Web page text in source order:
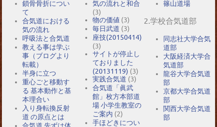
鎖骨骨折につい
て
合気道における
気の流れ
呼吸法と合気道
教える事は学ぶ
事（ブログより
転載）
半身に立つ
重心ごと移動す
る 基本動作と基
本理合い
入り身転換反射
道 の原点とは
気の流れと和合
(3)
物の価値 (3)
毎日武道 (3)
座技(20150414)
(3)
サイトが停止し
ておりました
(20131119) (3)
実践合気道 (3)
合気道「眞武
館」枚方本部道
場 小学生教室の
ご案内 (2)
手ほどきについ
篠山道場
2.学校合気道部
同志社大学合気
道部
大阪経済大学合
気道部
龍谷大学合気道
部
京都大学合気道
部
関西大学合気道
部